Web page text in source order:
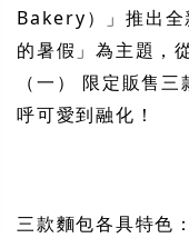
Bakery）」推出全
的暑假」為主題，
（一） 限定販售
呼可愛到融化！
三款麵包各具特色：